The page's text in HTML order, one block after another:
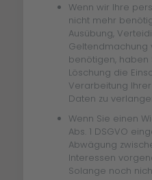
Wenn wir Ihre
nicht mehr
Ausübung,
Geltendmachung
benötigen, haben
Löschung die
Verarbeitung
Daten zu
Wenn Sie einen
Abs. 1 DSGVO
Abwägung
Interessen
Solange noch